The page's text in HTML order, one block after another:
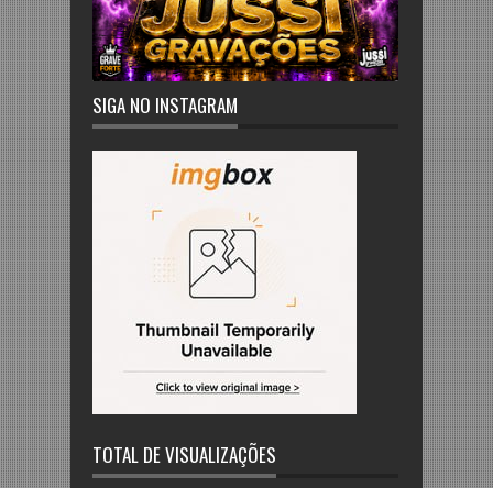
SIGA NO INSTAGRAM
TOTAL DE VISUALIZAÇÕES